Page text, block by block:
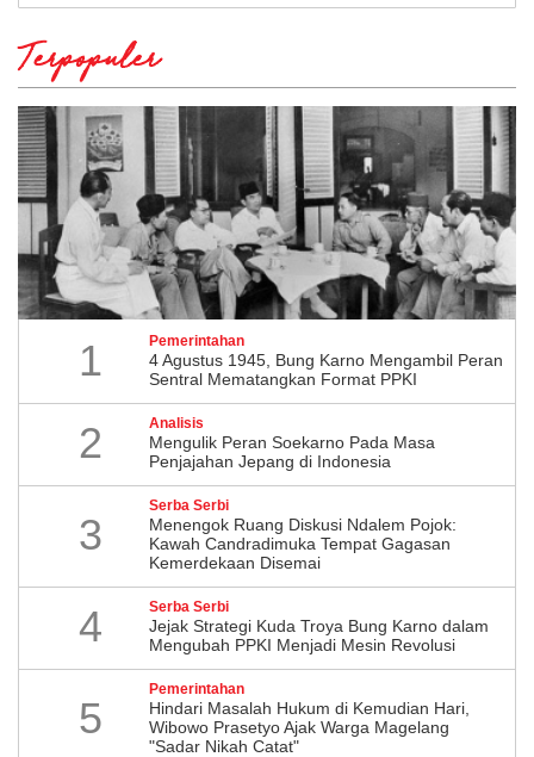
Terpopuler
1 Pemerintahan
4 Agustus 1945, Bung Karno Mengambil Peran
Sentral Mematangkan Format PPKI
2 Analisis
Mengulik Peran Soekarno Pada Masa
Penjajahan Jepang di Indonesia
3
Serba Serbi
Menengok Ruang Diskusi Ndalem Pojok:
Kawah Candradimuka Tempat Gagasan
Kemerdekaan Disemai
4 Serba Serbi
Jejak Strategi Kuda Troya Bung Karno dalam
Mengubah PPKI Menjadi Mesin Revolusi
5
Pemerintahan
Hindari Masalah Hukum di Kemudian Hari,
Wibowo Prasetyo Ajak Warga Magelang
"Sadar Nikah Catat"